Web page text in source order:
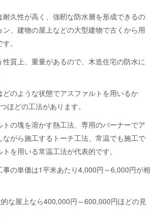
耐久性が高く、強靭な防水層を形成できるの
ン、建物の屋上などの大型建物で古くから用
。
性質上、重量があるので、木造住宅の防水に
どのような状態でアスファルトを用いるか
ほどの工法があります。
の塊を溶かす熱工法、専用のバーナーでア
ながら施工するトーチ工法、常温でも施工で
を用いる常温工法が代表的です。
事の単価は1平米あたり4,000円～6,000円が相
な屋上なら400,000円～600,000円ほどの見